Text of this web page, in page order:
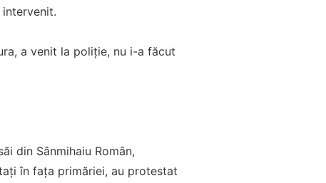
a venit la poliție, nu i-a făcut
din Sânmihaiu Român,
în fața primăriei, au protestat